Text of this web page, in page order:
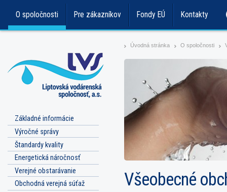
O spoločnosti Pre zákazníkov Fondy EÚ Kontakty
> Úvodná stránka > O spoločnosti >
Všeobecné
Základné informácie
Výročné správy
Štandardy kvality
Energetická náročnosť
Verejné obstarávanie
Obchodná verejná súťaž